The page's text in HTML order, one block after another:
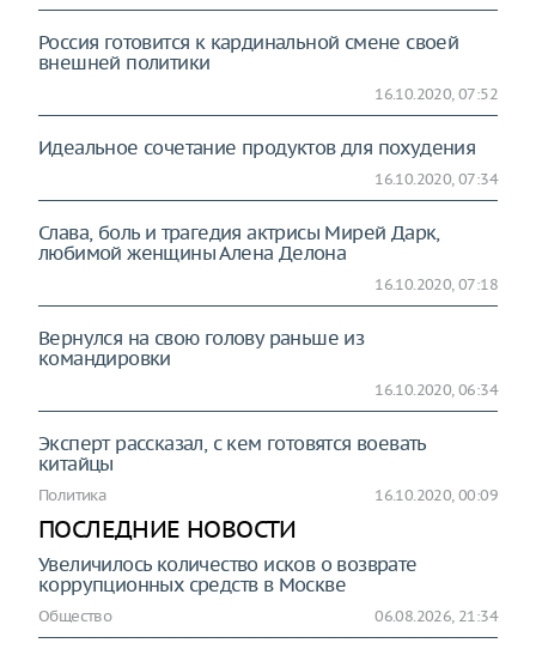
Россия готовится к кардинальной смене своей
внешней политики
16.10.2020, 07:52
Идеальное сочетание продуктов для похудения
16.10.2020, 07:34
Слава, боль и трагедия актрисы Мирей Дарк,
любимой женщины Алена Делона
16.10.2020, 07:18
Вернулся на свою голову раньше из
командировки
16.10.2020, 06:34
Эксперт рассказал, с кем готовятся воевать
китайцы
Политика 16.10.2020, 00:09
ПОСЛЕДНИЕ НОВОСТИ
Увеличилось количество исков о возврате
коррупционных средств в Москве
Общество 06.08.2026, 21:34